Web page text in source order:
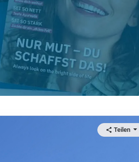
Teilen